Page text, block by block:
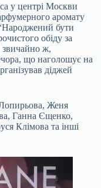
у центрі Москви
аромату
бути
обіду за
звичайно ж,
що наголошує на
діджей
Женя
Ганна Єщенко,
Клімова та інші